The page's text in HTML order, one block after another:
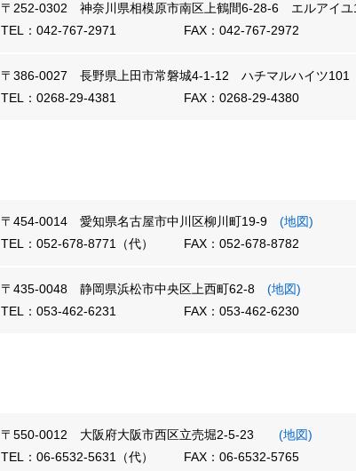
〒252-0302 神奈川県相模原市南区上鶴間6-28-6 エルアイ
TEL：042-767-2971
FAX：042-767-2972
〒386-0027 長野県上田市常磐城4-1-12 ハチマルハイツ101
TEL：0268-29-4381
FAX：0268-29-4380
〒454-0014 愛知県名古屋市中川区柳川町19-9 (地図)
TEL：052-678-8771（代）
FAX：052-678-8782
〒435-0048 静岡県浜松市中央区上西町62-8 (地図)
TEL：053-462-6231
FAX：053-462-6230
〒550-0012 大阪府大阪市西区立売堀2-5-23 (地図)
TEL：06-6532-5631（代）
FAX：06-6532-5765